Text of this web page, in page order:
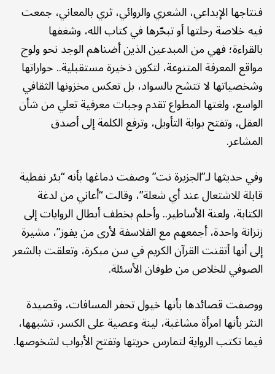
فنتاجها الإبداعي، الشعري والروائي، ثري بالمعاني، جمعت
فيه خلاصة رحلتها أو تبحّرها في كتاب الله، وشغفها
بالقراءة؛ فهي من المبدعين الذين أضناهم الوجد نحو ولوج
مواقع المعرفة المتنوعة، لتكون ذخيرة مستقبلية.. حواراتها
وشخصياتها لا تتشح بالسواد، بل تعكس مخزونها الثقافي
الواسع، ولغتها المطواع تقدم وجبات معرفية تعلي من شأن
العقل، وتفتح بوابة التأويل، وترفع الكلمة إلى أصدق
المشاعر.
وفي حديثها لـ”الجزيرة نت” وصفت دماغها بأنه “بئر نفطية
قابلة للاشتعال عند أي شعلة”، وقالت “أعاني من لدغة
الكتابة، ولعنة الأساطير.. وأحلم بخطف أبطال الروايات إلى
زنزانة واحدة، أجمعهم مع الفلاسفة لأرى من يفوز”، مشيرة
إلى أنها أتقنت القرآن الكريم في سن مبكرة، وتعلقت بالشعر
الصوفي للخلاص من طوفان الأسئلة.
ووصفت قصائدها بأنها خيول تحفر المسافات، وقصيدة
النثر بأنها امرأة مشاغبة، لينة وعصية على الكسر، تشبهها،
فيما تكتب الرواية لتمارس حريتها وتفتح الأبواب لشخوصها.